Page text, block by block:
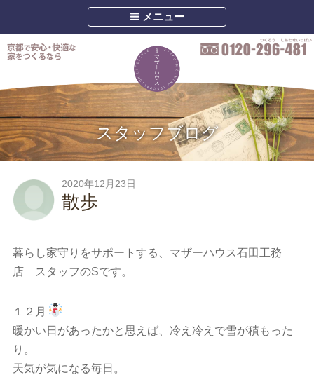
メニュー
スタッフブログ
2020年12月23日
散歩
暮らし家守りをサポートする、マザーハウス石田工務
店 スタッフのSです。
１２月
暖かい日があったかと思えば、冷え冷えで雪が積もった
り。
天気が気になる毎日。